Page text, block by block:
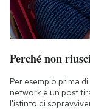
Perché non
Per esempio prima
network e un post
l'istinto di